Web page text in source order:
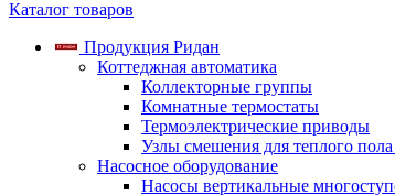
Каталог товаров
Продукция Ридан
Коттеджная автоматика
Коллекторные группы
Комнатные термостаты
Термоэлектрические приводы
Узлы смешения для теплого
Насосное оборудование
Насосы вертикальные